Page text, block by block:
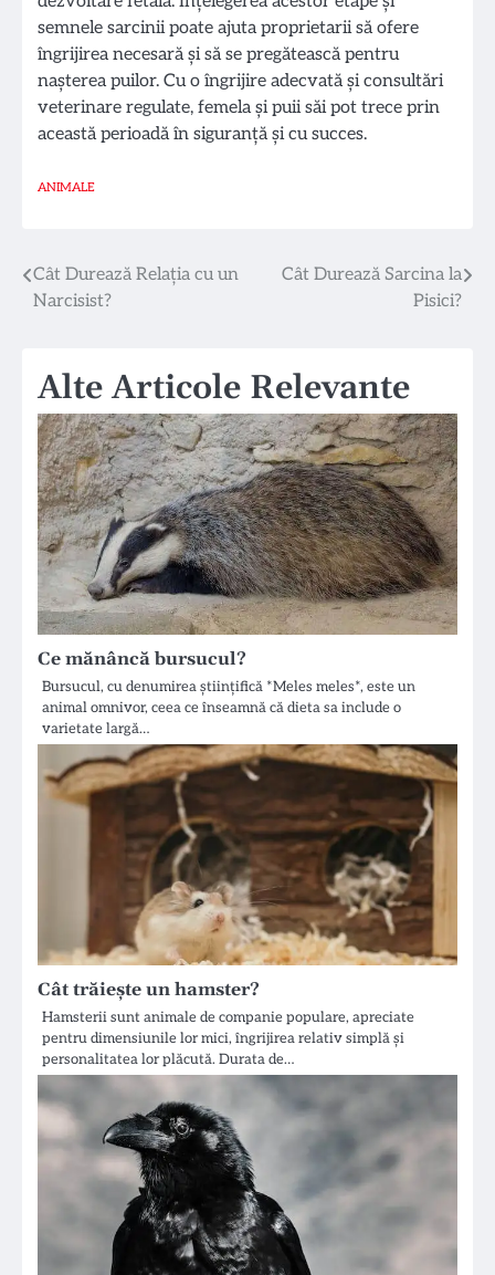
semnele sarcinii poate ajuta proprietarii să ofere
îngrijirea necesară și să se pregătească pentru
nașterea puilor. Cu o îngrijire adecvată și consultări
veterinare regulate, femela și puii săi pot trece prin
această perioadă în siguranță și cu succes.
ANIMALE
Navigare
Cât Durează Relația cu un
Narcisist?
Cât Durează Sarcina la
Pisici?
Alte Articole Relevante
Ce mănâncă bursucul?
Bursucul, cu denumirea științifică *Meles meles*, este un
animal omnivor, ceea ce înseamnă că dieta sa include o
varietate largă…
Cât trăiește un hamster?
Hamsterii sunt animale de companie populare, apreciate
pentru dimensiunile lor mici, îngrijirea relativ simplă și
personalitatea lor plăcută. Durata de…